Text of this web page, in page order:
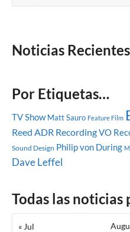
Noticias
Por Etiquetas…
TV Show Matt Sauro Feature Film
Reed ADR RecordingVO
Sound Design Philip von During
Dave Leffel
Todas las noticias
« Jul